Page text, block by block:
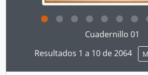
Clicking this description title
Cuadernillo 01
Resultados 1 a 10 de 2064